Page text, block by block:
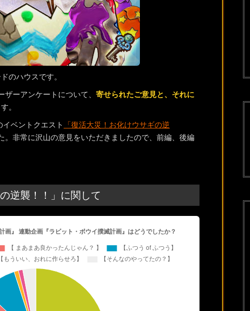
のハウスです。
ーアンケートについて、 寄せられたご意見と、それに
。
ベントクエスト
「復活大災！お化けウサギの逆
。非常に沢山の意見をいただきましたので、前編、後編
逆襲！！」に関して